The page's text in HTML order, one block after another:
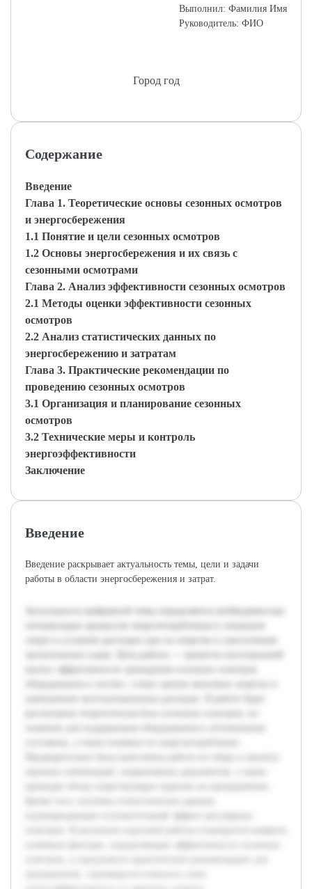
Выполнил: Фамилия Имя
Руководитель: ФИО
Город год
Содержание
Введение
Глава 1. Теоретические основы сезонных осмотров
и энергосбережения
1.1 Понятие и цели сезонных осмотров
1.2 Основы энергосбережения и их связь с
сезонными осмотрами
Глава 2. Анализ эффективности сезонных осмотров
2.1 Методы оценки эффективности сезонных
осмотров
2.2 Анализ статистических данных по
энергосбережению и затратам
Глава 3. Практические рекомендации по
проведению сезонных осмотров
3.1 Организация и планирование сезонных
осмотров
3.2 Технические меры и контроль
энергоэффективности
Заключение
Введение
Введение раскрывает актуальность темы, цели и задачи
работы в области энергосбережения и затрат.